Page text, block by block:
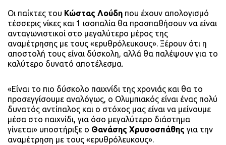
Οι παίκτες του Κώστας Λούδη που έχουν απολογισμό
τέσσερις νίκες και 1 ισοπαλία θα προσπαθήσουν να είναι
ανταγωνιστικοί στο μεγαλύτερο μέρος της
αναμέτρησης με τους «ερυθρόλευκους». Ξέρουν ότι η
αποστολή τους είναι δύσκολη, αλλά θα παλέψουν για το
καλύτερο δυνατό αποτέλεσμα.
«Είναι το πιο δύσκολο παιχνίδι της χρονιάς και θα το
προσεγγίσουμε αναλόγως, ο Ολυμπιακός είναι ένας πολύ
δυνατός αντίπαλος και ο στόχος μας είναι να μείνουμε
μέσα στο παιχνίδι, για όσο μεγαλύτερο διάστημα
γίνεται» υποστήριξε ο Θανάσης Χρυσοσπάθης για την
αναμέτρηση με τους «ερυθρόλευκους».